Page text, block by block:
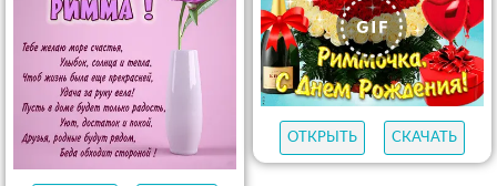
ОТКРЫТЬ СКАЧАТЬ